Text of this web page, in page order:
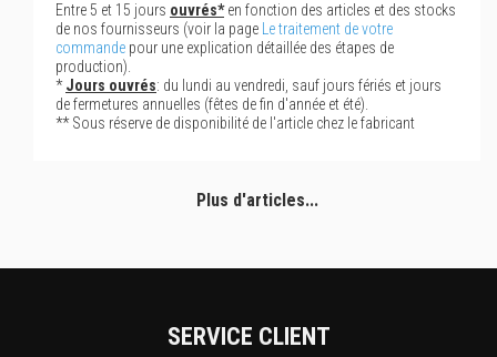
Entre 5 et 15 jours ouvrés*en fonction des articles et des stocks
de nos fournisseurs (voir la page
Le traitement de votre
commande pour une explication détaillée des étapes de
production).
*Jours ouvrés: du lundi au vendredi, sauf jours fériés et jours
de fermetures annuelles (fêtes de fin d'année et été).
** Sous réserve de disponibilité de l'article chez le fabricant
Plus d'articles...
SERVICE CLIENT